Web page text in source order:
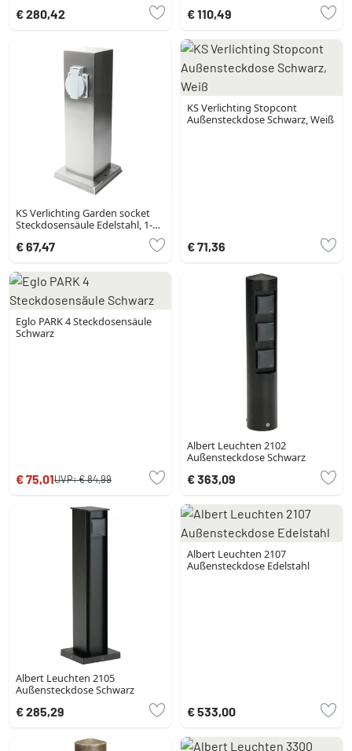
€ 280,42 € 110,49
KS Verlichting Garden socket
Steckdosensäule Edelstahl, 1-
€ 67,47
KS Verlichting Stopcont
Außensteckdose Schwarz, Weiß
€ 71,36
Eglo PARK 4 Steckdosensäule
Schwarz
€ 75,01UVP:€ 84,99
Albert Leuchten 2102
Außensteckdose Schwarz
€ 363,09
Albert Leuchten 2105
Außensteckdose Schwarz
€ 285,29
Albert Leuchten 2107
Außensteckdose Edelstahl
€ 533,00